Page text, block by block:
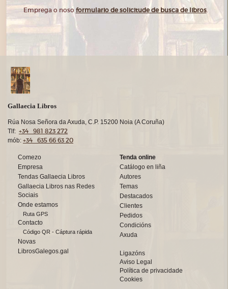
Emprega o noso formulario de solicitude de busca de libros.
Gallaecia Libros
Rúa Nosa Señora da Axuda, C.P. 15200 Noia (A Coruña)
Tlf: +34 981 823 272
mób: +34 635 66 63 20
Comezo
Empresa
Tendas Gallaecia Libros
Gallaecia Libros nas Redes
Sociais
Onde estamos
Ruta GPS
Contacto
Código QR - Cáptura rápida
Novas
LibrosGalegos.gal
Tenda online
Catálogo en liña
Autores
Temas
Destacados
Clientes
Pedidos
Condicións
Axuda
Ligazóns
Aviso Legal
Política de privacidade
Cookies